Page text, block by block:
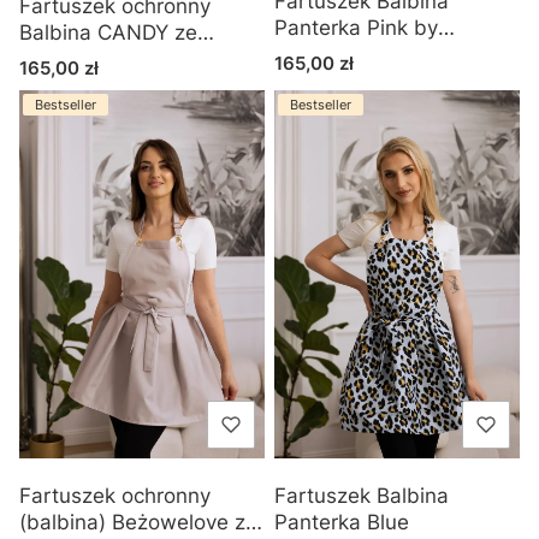
Fartuszek ochronny
Balbina CANDY ze
złotymi dodatkami
Cena
165,00 zł
Panterka Pink by
Adrianna Ryluga
Cena
165,00 zł
Bestseller
Fartuszek ochronny
(balbina) Beżowelove ze
Bestseller
Fartuszek Balbina
Panterka Blue